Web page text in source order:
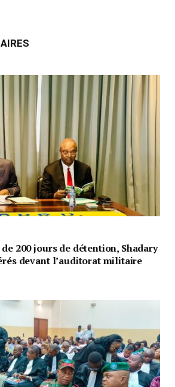
200 jours de détention, Shadary
devant l’auditorat militaire